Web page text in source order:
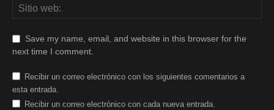
Save my name, email, and website in this browser for the
next time I comment.
Recibir un correo electrónico con los siguientes comentarios a
esta entrada.
Recibir un correo electrónico con cada nueva entrada.